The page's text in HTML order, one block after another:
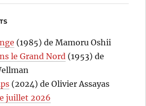
(1985) de Mamoru Oshii
le Grand Nord (1953) de
(2024) de Olivier Assayas
juillet 2026